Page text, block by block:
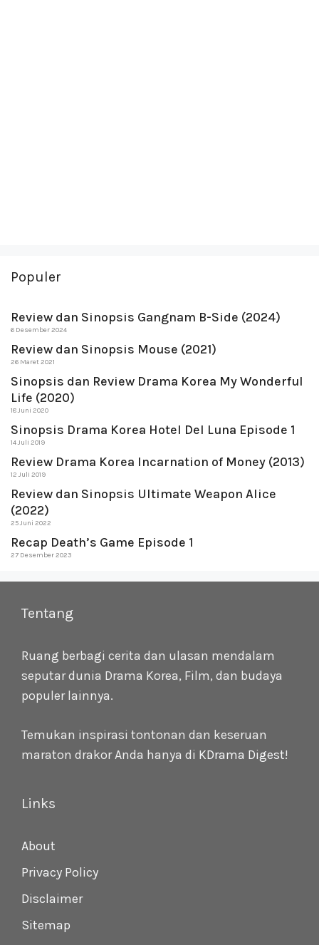
Populer
Review dan Sinopsis Gangnam B-Side (2024)
6 Desember 2024
Review dan Sinopsis Mouse (2021)
26 Maret 2021
Sinopsis dan Review Drama Korea My Wonderful
Life (2020)
18 Juni 2020
Sinopsis Drama Korea Hotel Del Luna Episode 1
14 Juli 2019
Review Drama Korea Incarnation of Money (2013)
12 Juli 2019
Review dan Sinopsis Ultimate Weapon Alice
(2022)
25 Juni 2022
Recap Death’s Game Episode 1
27 Desember 2023
Tentang
Ruang berbagi cerita dan ulasan mendalam
seputar dunia Drama Korea, Film, dan budaya
populer lainnya.
Temukan inspirasi tontonan dan keseruan
maraton drakor Anda hanya di KDrama Digest!
Links
About
Privacy Policy
Disclaimer
Sitemap